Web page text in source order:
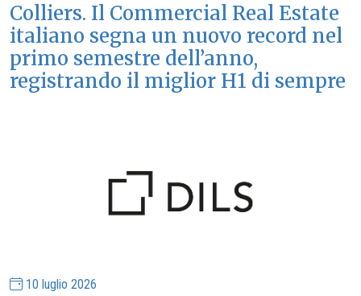
Colliers. Il Commercial Real Estate
italiano segna un nuovo record nel
primo semestre dell’anno,
registrando il miglior H1 di sempre
10 luglio 2026